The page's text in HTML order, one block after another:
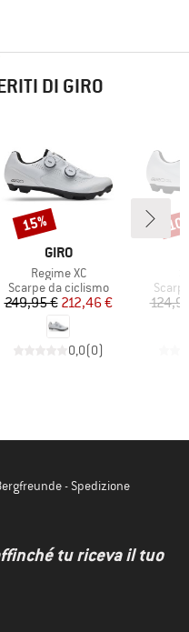
DI GIRO
MARCHIO
GIRO
Articolo
Regime XC
Gruppo di prodotti
Scarpe da ciclismo
Prezzo
249,95 €Prezzo ridotto
212,46 €
0,0(0)
Sconto
15%
- Spedizione
tu riceva il tuo